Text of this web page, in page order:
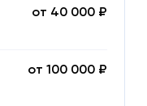
от 40 000 ₽
от 100 000 ₽